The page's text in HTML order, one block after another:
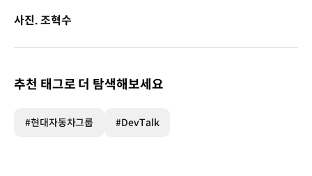
사진. 조혁수
추천 태그로 더 탐색해보세요
#현대자동차그룹 #DevTalk